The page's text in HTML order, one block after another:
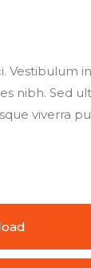
Vestibulum
nibh. Sed
viverra